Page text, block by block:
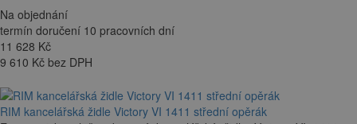
Na objednání
termín doručení 10 pracovních dní
11 628 Kč
9 610 Kč bez DPH
RIM kancelářská židle Victory VI 1411 střední opěrák